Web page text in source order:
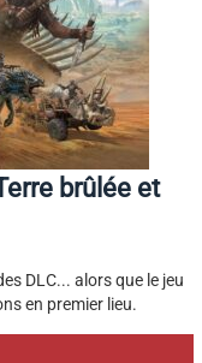
brûlée et
DLC... alors que le jeu
en premier lieu.